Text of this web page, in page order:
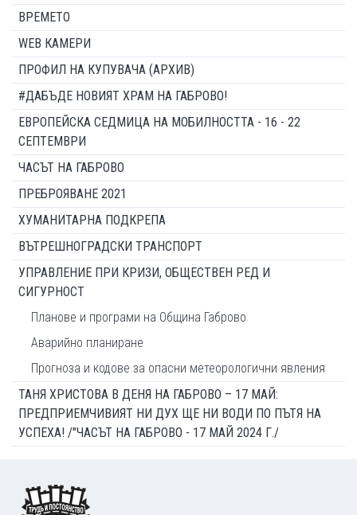
ВРЕМЕТО
WEB КАМЕРИ
ПРОФИЛ НА КУПУВАЧА (АРХИВ)
#ДАБЪДЕ НОВИЯТ ХРАМ НА ГАБРОВО!
ЕВРОПЕЙСКА СЕДМИЦА НА МОБИЛНОСТТА - 16 - 22
СЕПТЕМВРИ
ЧАСЪТ НА ГАБРОВО
ПРЕБРОЯВАНЕ 2021
ХУМАНИТАРНА ПОДКРЕПА
ВЪТРЕШНОГРАДСКИ ТРАНСПОРТ
УПРАВЛЕНИЕ ПРИ КРИЗИ, ОБЩЕСТВЕН РЕД И
СИГУРНОСТ
Планове и програми на Община Габрово
Аварийно планиране
Прогноза и кодове за опасни метеорологични явления
ТАНЯ ХРИСТОВА В ДЕНЯ НА ГАБРОВО – 17 МАЙ:
ПРЕДПРИЕМЧИВИЯТ НИ ДУХ ЩЕ НИ ВОДИ ПО ПЪТЯ НА
УСПЕХА! /"ЧАСЪТ НА ГАБРОВО - 17 МАЙ 2024 Г./
Footer